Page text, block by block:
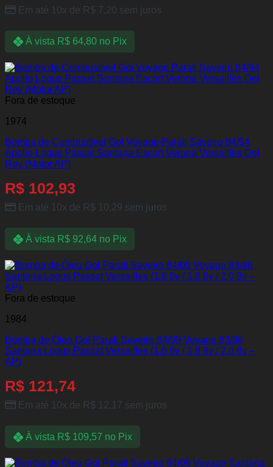
Em até 10x de R$ 7,20 sem juros
À vista R$64,80 no Pix
Fora de estoque
1974
Bomba de Combustível Gol Voyage Parati Saveiro 84/94
Apollo Logus Passat Santana Escort Verona Versailles Del
Rey (Motor AP)
R$ 102,93
Em até 10x de R$ 10,29 sem juros
À vista R$92,64 no Pix
Fora de estoque
1984
Bomba de Óleo Gol Parati Saveiro 84/09 Voyage 83/96
Santana Logus Passat Versailles (1.6 8v / 1.8 8v / 2.0 8v –
AP)
R$ 121,74
Em até 10x de R$ 12,17 sem juros
À vista R$109,57 no Pix